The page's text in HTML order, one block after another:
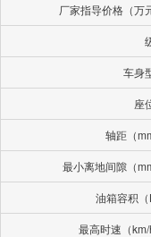
厂家指导价格（万
车身
座
轴距（
最小离地间隙（
油箱容积（
最高时速（km/